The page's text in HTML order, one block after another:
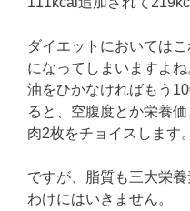
ダイエットにおいては
になってしまいますよね
油をひかなければもう
ると、空腹度とか栄養
肉2枚をチョイスします。
ですが、脂質も三大栄
わけにはいきません。